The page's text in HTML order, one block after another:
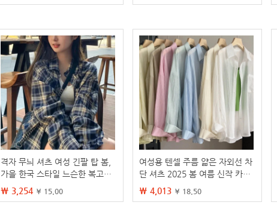
격자 무늬 셔츠 여성 긴팔 탑 봄,
가을 한국 스타일 느슨한 복고풍
게으른 스타일 카디건 셔츠 재킷
도매
₩ 3,254 ¥ 15.00
여성용 텐셀 주름 얇은 자외선 차
단 셔츠 2025 봄 여름 신작 카디
건 재킷 고급 아웃웨어 에어컨 셔
츠
₩ 4,013 ¥ 18.50